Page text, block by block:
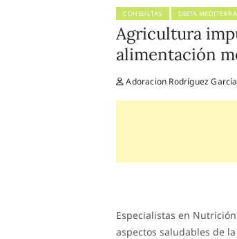
CONSULTAS DIETA
Agricultura
alimentación
Adoracion Rodríguez García
Especialistas en
aspectos saludables de